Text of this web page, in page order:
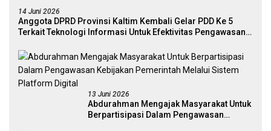
14 Juni 2026
Anggota DPRD Provinsi Kaltim Kembali Gelar PDD Ke 5
Terkait Teknologi Informasi Untuk Efektivitas Pengawasan
13 Juni 2026
Abdurahman Mengajak Masyarakat Untuk
Berpartisipasi Dalam Pengawasan